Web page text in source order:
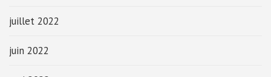
juillet 2022
juin 2022